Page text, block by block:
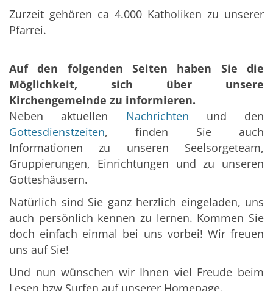
Zurzeit gehören ca 4.000 Katholiken zu unserer
Pfarrei.
Auf den folgenden Seiten haben Sie die
Möglichkeit, sich über unsere
Kirchengemeinde zu informieren.
Neben aktuellen Nachrichten und den
Gottesdienstzeiten, finden Sie auch
Informationen zu unseren Seelsorgeteam,
Gruppierungen, Einrichtungen und zu unseren
Gotteshäusern.
Natürlich sind Sie ganz herzlich eingeladen, uns
auch persönlich kennen zu lernen. Kommen Sie
doch einfach einmal bei uns vorbei! Wir freuen
uns auf Sie!
Und nun wünschen wir Ihnen viel Freude beim
Lesen bzw Surfen auf unserer Homepage.